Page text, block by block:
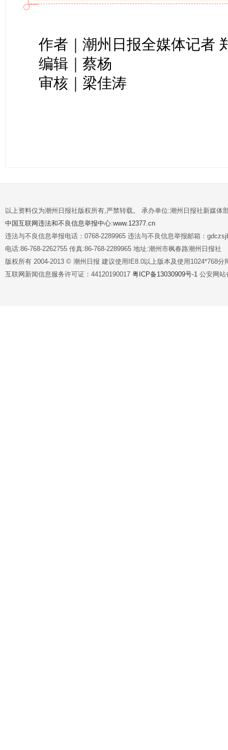
作者｜潮州日报全媒体记者
编辑｜蔡杨
审核｜梁佳涛
以上资料仅为潮州日报社版权所有,严禁转载。 承办单位:潮州日报社新媒体
中国互联网违法和不良信息举报中心:www.12377.cn
违法与不良信息举报电话：0768-2289965 违法与不良信息举报邮箱：
电话:86-768-2262755 传真:86-768-2289965 地址:潮州市枫春路潮州日报社
版权所有 2004-2013 © 潮州日报 建议使用IE8.0以上版本及使用1024*768分
互联网新闻信息服务许可证：44120190017 粤ICP备13030909号-1 公安网站